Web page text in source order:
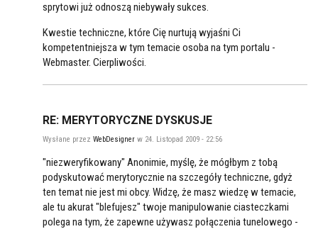
sprytowi już odnoszą niebywały sukces.
Kwestie techniczne, które Cię nurtują wyjaśni Ci
kompetentniejsza w tym temacie osoba na tym portalu -
Webmaster. Cierpliwości.
RE: MERYTORYCZNE DYSKUSJE
Wysłane przez WebDesigner w 24. Listopad 2009 - 22:56
"niezweryfikowany" Anonimie, myślę, że mógłbym z tobą
podyskutować merytorycznie na szczegóły techniczne, gdyż
ten temat nie jest mi obcy. Widzę, że masz wiedzę w temacie,
ale tu akurat "blefujesz" twoje manipulowanie ciasteczkami
polega na tym, że zapewne używasz połączenia tunelowego -